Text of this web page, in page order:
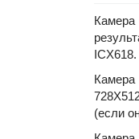
Камера
ICX618.
(если